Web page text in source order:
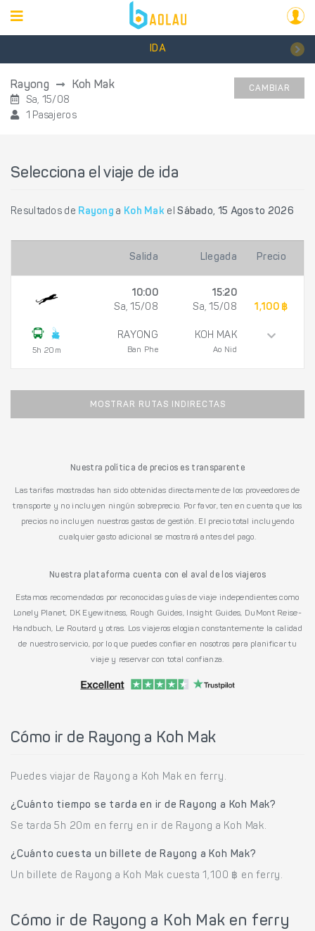
IDA
Rayong Koh Mak
Sa, 15/08
1 Pasajeros
CAMBIAR
Selecciona el viaje de ida
Resultados de Rayong a Koh Mak elSábado, 15 Agosto 2026
Salida Llegada Precio
5h 20m
10:00
Sa, 15/08
RAYONG
Ban Phe
15:20
Sa, 15/08
KOH MAK
Ao Nid
1,100 ฿
MOSTRAR RUTAS INDIRECTAS
Nuestra política de precios es transparente
Las tarifas mostradas han sido obtenidas directamente de los proveedores de
transporte y no incluyen ningún sobreprecio. Por favor, ten en cuenta que los
precios no incluyen nuestros gastos de gestión. El precio total incluyendo
cualquier gasto adicional se mostrará antes del pago.
Nuestra plataforma cuenta con el aval de los viajeros
Estamos recomendados por reconocidas guías de viaje independientes como
Lonely Planet, DK Eyewitness, Rough Guides, Insight Guides, DuMont Reise-
Handbuch, Le Routard y otras. Los viajeros elogian constantemente la calidad
de nuestro servicio, por lo que puedes confiar en nosotros para planificar tu
viaje y reservar con total confianza.
Cómo ir de Rayong a Koh Mak
Puedes viajar de Rayong a Koh Mak en ferry.
¿Cuánto tiempo se tarda en ir de Rayong a Koh Mak?
Se tarda 5h 20m en ferry en ir de Rayong a Koh Mak.
¿Cuánto cuesta un billete de Rayong a Koh Mak?
Un billete de Rayong a Koh Mak cuesta 1,100 ฿ en ferry.
Cómo ir de Rayong a Koh Mak en ferry